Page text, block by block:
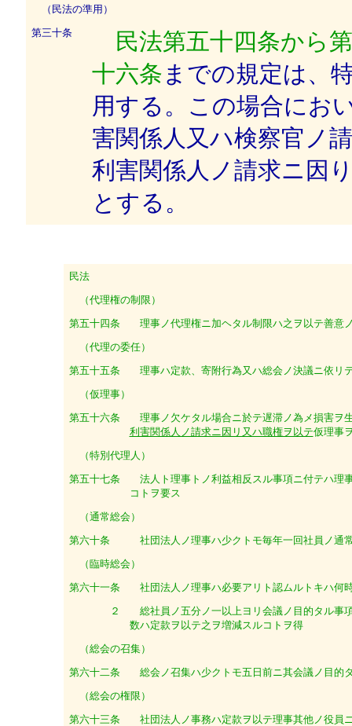
（民法の準用）
第三十条
民法第五十四条から
十六条 までの規定は、
用する。この場合にお
害関係人又ハ検察官ノ
利害関係人ノ請求ニ因
とする。
民法
（代理権の制限）
第五十四条
理事ノ代理権ニ加ヘタル制限ハ之ヲ以テ善意
（代理の委任）
第五十五条
理事ハ定款、寄附行為又ハ総会ノ決議ニ依リ
（仮理事）
第五十六条
理事ノ欠ケタル場合ニ於テ遅滞ノ為メ損害ヲ
利害関係人ノ請求ニ因リ又ハ職権ヲ以テ仮理事
（特別代理人）
第五十七条
法人ト理事トノ利益相反スル事項ニ付テハ理
コトヲ要ス
（通常総会）
第六十条
社団法人ノ理事ハ少クトモ毎年一回社員ノ通
（臨時総会）
第六十一条
社団法人ノ理事ハ必要アリト認ムルトキハ何
２
総社員ノ五分ノ一以上ヨリ会議ノ目的タル事
数ハ定款ヲ以テ之ヲ増減スルコトヲ得
（総会の召集）
第六十二条
総会ノ召集ハ少クトモ五日前ニ其会議ノ目的
（総会の権限）
第六十三条
社団法人ノ事務ハ定款ヲ以テ理事其他ノ役員